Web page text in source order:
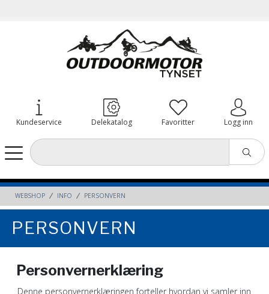
Kundeservice Delekatalog Favoritter Logg inn
WEBSHOP INFO PERSONVERN
PERSONVERN
Personvernerklæring
Denne personvernerklæringen forteller hvordan vi samler inn